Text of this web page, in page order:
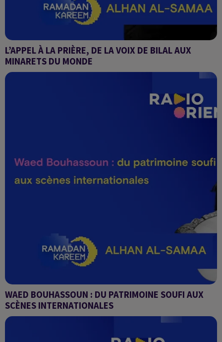
L’APPEL À LA PRIÈRE, DE LA VOIX DE BILAL AUX
MINARETS DU MONDE
Alhan Al-Samaa
WAED BOUHASSOUN : DU PATRIMOINE SOUFI AUX
SCÈNES INTERNATIONALES
Alhan Al-Samaa